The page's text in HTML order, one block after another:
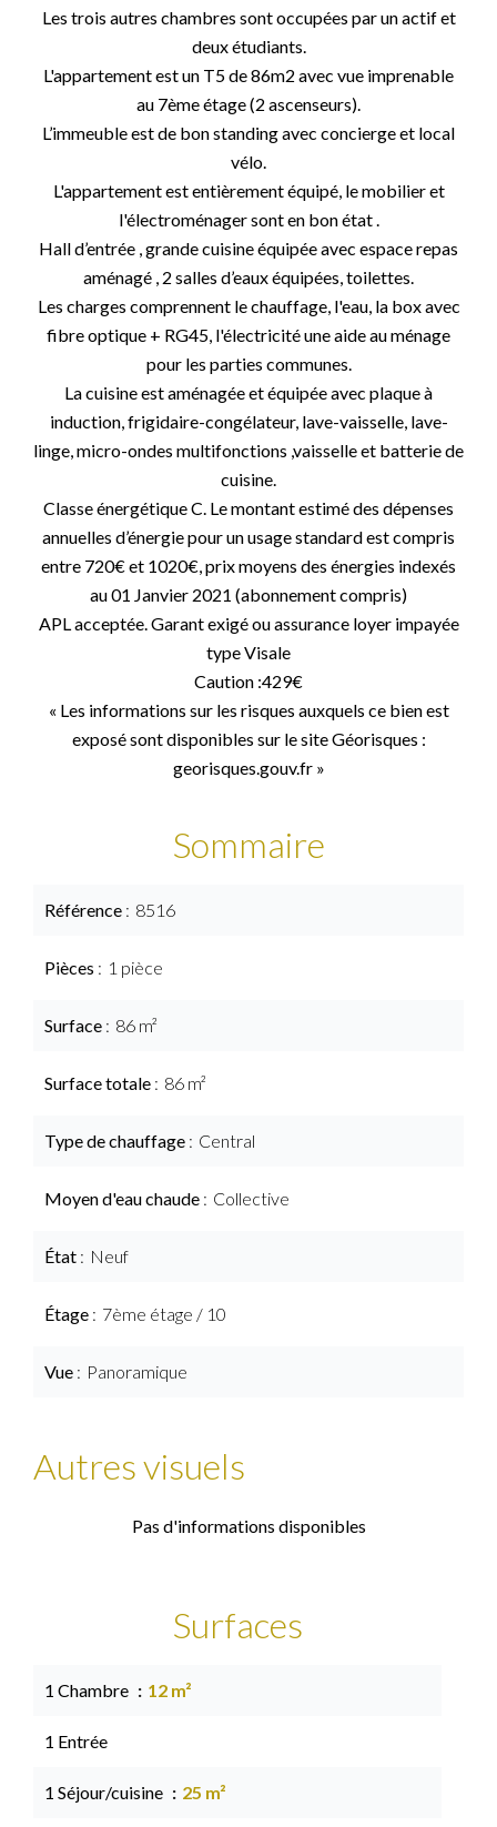
Les trois autres chambres sont occupées par un actif et
deux étudiants.
L'appartement est un T5 de 86m2 avec vue imprenable
au 7ème étage (2 ascenseurs).
L’immeuble est de bon standing avec concierge et local
vélo.
L'appartement est entièrement équipé, le mobilier et
l'électroménager sont en bon état .
Hall d’entrée , grande cuisine équipée avec espace repas
aménagé , 2 salles d’eaux équipées, toilettes.
Les charges comprennent le chauffage, l'eau, la box avec
fibre optique + RG45, l'électricité une aide au ménage
pour les parties communes.
La cuisine est aménagée et équipée avec plaque à
induction, frigidaire-congélateur, lave-vaisselle, lave-
linge, micro-ondes multifonctions ,vaisselle et batterie de
cuisine.
Classe énergétique C. Le montant estimé des dépenses
annuelles d’énergie pour un usage standard est compris
entre 720€ et 1020€, prix moyens des énergies indexés
au 01 Janvier 2021 (abonnement compris)
APL acceptée. Garant exigé ou assurance loyer impayée
type Visale
Caution :429€
« Les informations sur les risques auxquels ce bien est
exposé sont disponibles sur le site Géorisques :
georisques.gouv.fr »
Sommaire
Référence 8516
Pièces 1 pièce
Surface 86 m²
Surface totale 86 m²
Type de chauffage Central
Moyen d'eau chaude Collective
État Neuf
Étage 7ème étage / 10
Vue Panoramique
Autres visuels
Pas d'informations disponibles
Surfaces
1 Chambre 12 m²
1 Entrée
1 Séjour/cuisine 25 m²